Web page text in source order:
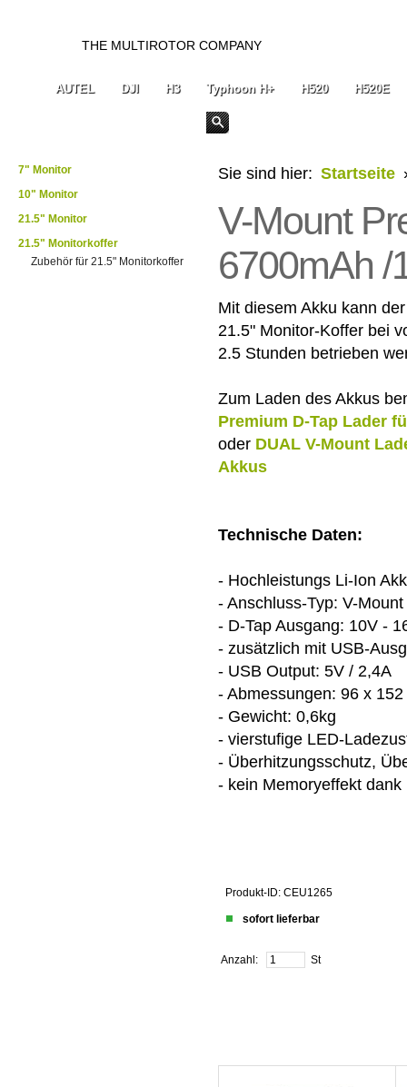
THE MULTIROTOR COMPANY
AUTEL DJI H3 Typhoon H+ H520 H520E
7" Monitor
10" Monitor
21.5" Monitor
21.5" Monitorkoffer
Zubehör für 21.5" Monitorkoffer
Sie sind hier: Startseite
V-Mount
6700mAh /
Mit diesem Akku kann
21.5" Monitor-Koffer bei
2.5 Stunden betrieben
Zum Laden des Akkus
Premium D-Tap Lader
oder DUAL V-Mount
Akkus
Technische Daten:
- Hochleistungs Li-Ion
- Anschluss-Typ: V-Mount
- D-Tap Ausgang: 10V -
- zusätzlich mit USB-
- USB Output: 5V / 2,4A
- Abmessungen: 96 x
- Gewicht: 0,6kg
- vierstufige LED-
- Überhitzungsschutz,
- kein Memoryeffekt dank
Produkt-ID: CEU1265
sofort lieferbar
Anzahl: St